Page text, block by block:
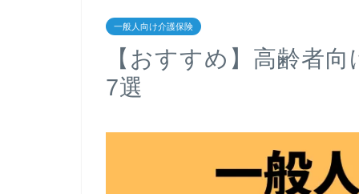
一般人向け介護保険
【おすすめ】高齢者
7選